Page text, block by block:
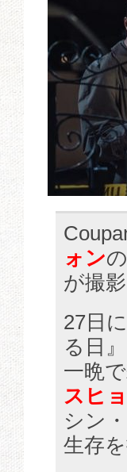
ォン
が撮
27日
る日
一晩
スヒ
シン
生存